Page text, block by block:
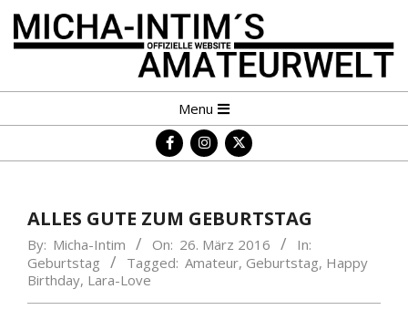
Skip
MICHA-
INTIM
´S
Navigation
Menu
ALLES GUTE ZUM GEBURTSTAG
By: Micha-Intim On: 26. März 2016
In:
Geburtstag
Tagged: Amateur, Geburtstag, Happy
Birthday, Lara-Love